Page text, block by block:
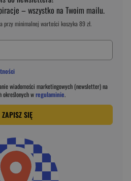
– wszystko na Twoim mailu.
przy minimalnej wartości koszyka 89 zł.
wiadomości marketingowych (newsletter) na
określonych wregulaminie.
ZAPISZ SIĘ